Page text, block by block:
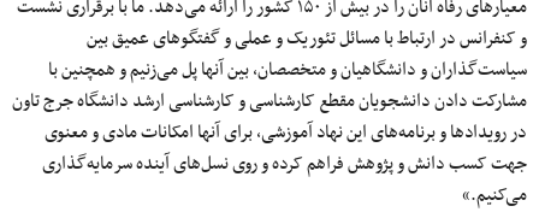
معیارهای رفاه آنان را در بیش از ۱۵۰ کشور را ارائه می‌دهد. ما با برقراری نشست‌
و کنفرانس در ارتباط با مسائل تئوریک و عملی و گفتگوهای عمیق بین
سیاست‌گذاران و دانشگاهیان و متخصصان، بین آنها پل می‌زنیم و همچنین با
مشارکت دادن دانشجویان مقطع کارشناسی و کارشناسی ارشد دانشگاه جرج تاون
در رویدادها و برنامه‌های این نهاد آموزشی، برای آنها امکانات مادی و معنوی
جهت کسب دانش و پژوهش فراهم کرده و روی نسل‌های آینده سرمایه‌گذاری
می‌کنیم.»